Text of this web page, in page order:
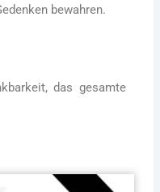
bewahren.
das gesamte